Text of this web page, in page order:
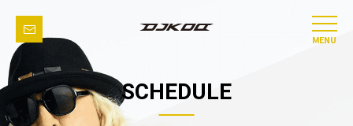
MENU
SCHEDULE